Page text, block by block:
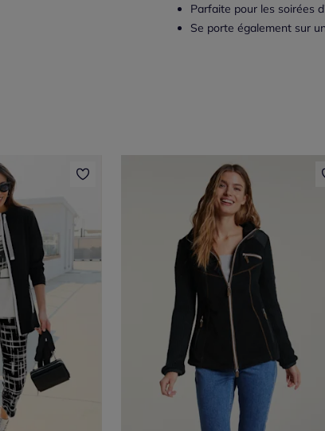
Parfaite pour les soirées
Se porte également sur